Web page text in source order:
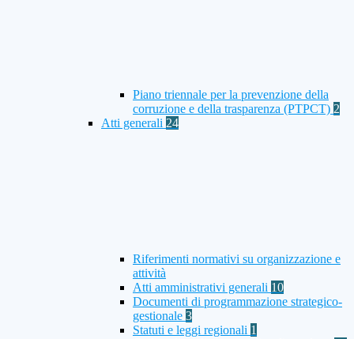
Piano triennale per la prevenzione della
corruzione e della trasparenza (PTPCT) 2
Atti generali 24
Riferimenti normativi su organizzazione e
attività
Atti amministrativi generali 10
Documenti di programmazione strategico-
gestionale 3
Statuti e leggi regionali 1